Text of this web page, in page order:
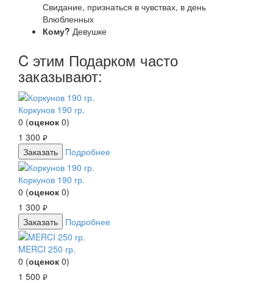
Свидание, признаться в чувствах, в день
Влюбленных
Кому? Девушке
C этим Подарком часто
заказывают:
Коркунов 190 гр.
0 (оценок 0)
1 300 руб.
Заказать Подробнее
Коркунов 190 гр.
0 (оценок 0)
1 300 руб.
Заказать Подробнее
MERCI 250 гр.
0 (оценок 0)
1 500 руб.